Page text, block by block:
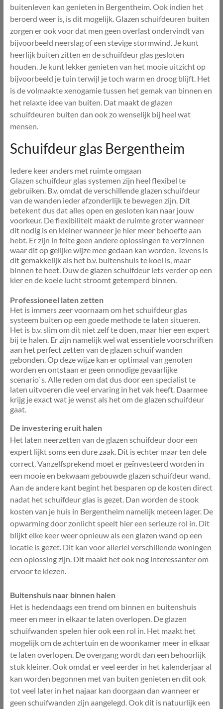
buitenleven kan genieten in Bergentheim. Ook indien het
beroerd weer is, is dit mogelijk. Glazen schuifdeuren buiten
zorgen er ook voor dat men geen overlast ondervindt van
bijvoorbeeld neerslag of een stevige stormwind. Je kunt
heerlijk buiten zitten en de schuifdeur glas gesloten
houden. Je kunt lekker genieten van het mooie uitzicht op
bijvoorbeeld je tuin terwijl je toch warm en droog blijft. Het
is de volmaakte xenogamie tussen het gemak van binnen en
het relaxte idee van buiten. Dat maakt de glazen
schuifdeuren buiten dan ook zo wenselijk bij heel wat
mensen.
Schuifdeur glas Bergentheim
Iedere keer anders met ruimte omgaan
Glazen schuifdeur glas systemen zijn heel flexibel te
gebruiken. B.v. omdat de verschillende glazen schuifdeur
van de wanden ieder afzonderlijk te bewegen zijn. Dit
betekent dus dat alles open en gesloten kan naar jouw
voorkeur. De flexibiliteit maakt de ruimte groter wanneer
dit nodig is en kleiner wanneer je hier meer behoefte aan
hebt. Er zijn in feite geen andere oplossingen te verzinnen
waar dit op gelijke wijze mee gedaan kan worden. Tevens is
dit gemakkelijk als het b.v. buitenshuis te koel is, maar
binnen te heet. Duw de glazen schuifdeur iets verder op een
kier en de koele lucht stroomt getemperd binnen.
Professioneel laten zetten
Het is immers zeer voornaam om het schuifdeur glas
systeem buiten op een goede methode te laten situeren.
Het is b.v. slim om dit niet zelf te doen, maar hier een expert
bij te halen. Er zijn namelijk wel wat essentiele voorschriften
aan het perfect zetten van de glazen schuif wanden
gebonden. Op deze wijze kan er optimaal van genoten
worden en ontstaan er geen onnodige gevaarlijke
scenario`s. Alle reden om dat dus door een specialist te
laten uitvoeren die veel ervaring in het vak heeft. Daarmee
krijg je exact wat je wenst als het om de glazen schuifdeur
gaat.
De investering eruit halen
Het laten neerzetten van de glazen schuifdeur door een
expert lijkt soms een dure zaak. Dit is echter maar ten dele
correct. Vanzelfsprekend moet er geïnvesteerd worden in
een mooie en bekwaam gebouwde glazen schuifdeur wand.
Aan de andere kant begint het besparen op de kosten direct
nadat het schuifdeur glas is gezet. Dan worden de stook
kosten van je huis in Bergentheim namelijk meteen lager. De
opwarming door zonlicht speelt hier een serieuze rol in. Dit
blijkt elke keer weer opnieuw als een glazen wand op een
locatie is gezet. Dit kan voor allerlei verschillende woningen
een oplossing zijn. Dit maakt het ook nog interessanter om
ervoor te kiezen.
Buitenshuis naar binnen halen
Het is hedendaags een trend om binnen en buitenshuis
meer en meer in elkaar te laten overlopen. De glazen
schuifwanden spelen hier ook een rol in. Het maakt het
mogelijk om de achtertuin en de woonkamer meer in elkaar
te laten overlopen. De overgang wordt dan een behoorlijk
stuk kleiner. Ook omdat er veel eerder in het kalenderjaar al
kan worden begonnen met van buiten genieten en dit ook
tot veel later in het najaar kan doorgaan dan wanneer er
geen schuifwanden zijn aangelegd. Ook dit is natuurlijk een